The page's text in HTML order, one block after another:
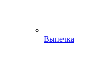
Выпечка